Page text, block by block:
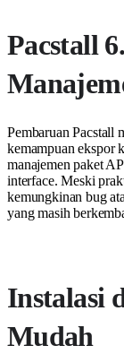
Pacstall
Pembaruan Pacstall
kemampuan ekspor
manajemen paket
interface. Meski
kemungkinan bug
yang masih
Instalasi
Mudah